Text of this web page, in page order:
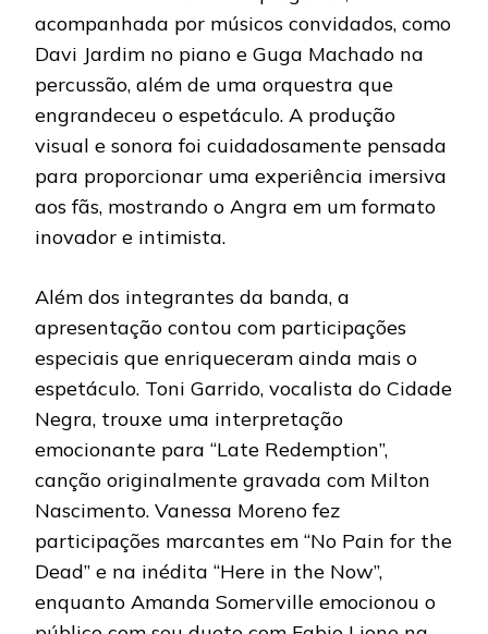
acompanhada por músicos convidados, como
Davi Jardim no piano e Guga Machado na
percussão, além de uma orquestra que
engrandeceu o espetáculo. A produção
visual e sonora foi cuidadosamente pensada
para proporcionar uma experiência imersiva
aos fãs, mostrando o Angra em um formato
inovador e intimista.
Além dos integrantes da banda, a
apresentação contou com participações
especiais que enriqueceram ainda mais o
espetáculo. Toni Garrido, vocalista do Cidade
Negra, trouxe uma interpretação
emocionante para “Late Redemption”,
canção originalmente gravada com Milton
Nascimento. Vanessa Moreno fez
participações marcantes em “No Pain for the
Dead” e na inédita “Here in the Now”,
enquanto Amanda Somerville emocionou o